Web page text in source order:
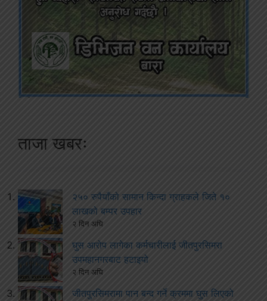
ताजा खबरः
२५० रुपैयाँको सामान किन्दा ग्राहकले जिते १०
लाखको बम्पर उपहार
२ दिन अघि
घुस आरोप लागेका कर्मचारीलाई जीतपुरसिमरा
उपमहानगरबाट हटाइयो
२ दिन अघि
जीतपुरसिमरामा पान बन्द गर्ने क्रममा घुस लिएको